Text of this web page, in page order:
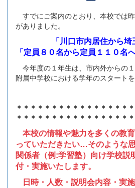
すでにご案内のとおり、本校では
がありました。
「川口市内居住から
「定員８０名から定員１１０名へ
今年度の１年生は、市内外からの
附属中学校における学年のスタート
＊＊＊＊＊＊＊＊＊＊＊＊＊＊＊＊
＊＊＊＊＊＊＊＊＊＊＊＊＊＊＊＊
本校の情報や魅力を多くの教
っていただきたい…そのような
関係者（例:学習塾）向け学校説
付・実施いたします。
日時・人数・説明会内容・実